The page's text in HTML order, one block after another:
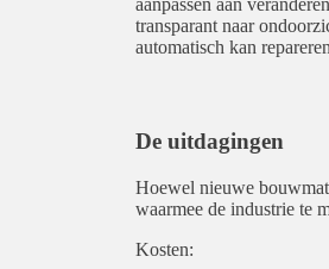
aanpassen aan
transparant naar
automatisch kan
De uitdagingen
Hoewel nieuwe
waarmee de industrie te
Kosten: